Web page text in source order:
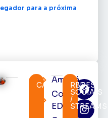
para a próxima
CATEGORIAS
Amapá
Cortes
EDcast
REDES
SOCIAIS
/
STREAMS